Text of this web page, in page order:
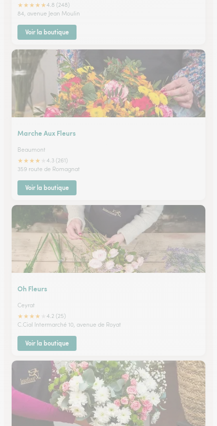
★★★★★4.8 (248)
84, avenue Jean Moulin
Voir la boutique
Marche Aux Fleurs
Beaumont
★★★★
4.3 (261)
359 route de Romagnat
Voir la boutique
Oh Fleurs
Ceyrat
★★★★
4.2 (25)
C.Cial Intermarché 10, avenue de Royat
Voir la boutique